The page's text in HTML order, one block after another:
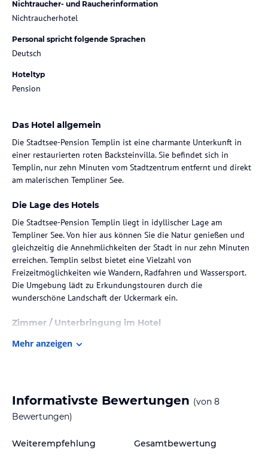
Nichtraucher- und Raucherinformation
Nichtraucherhotel
Personal spricht folgende Sprachen
Deutsch
Hoteltyp
Pension
Das Hotel allgemein
Die Stadtsee-Pension Templin ist eine charmante Unterkunft in
einer restaurierten roten Backsteinvilla. Sie befindet sich in
Templin, nur zehn Minuten vom Stadtzentrum entfernt und direkt
am malerischen Templiner See.
Die Lage des Hotels
Die Stadtsee-Pension Templin liegt in idyllischer Lage am
Templiner See. Von hier aus können Sie die Natur genießen und
gleichzeitig die Annehmlichkeiten der Stadt in nur zehn Minuten
erreichen. Templin selbst bietet eine Vielzahl von
Freizeitmöglichkeiten wie Wandern, Radfahren und Wassersport.
Die Umgebung lädt zu Erkundungstouren durch die
wunderschöne Landschaft der Uckermark ein.
Zimmer / Unterbringung im Hotel
Die Zimmer in der Stadtsee-Pension Templin sind gemütlich und
Gastronomie im Hotel
serviert, um gestärkt in den Tag zu starten. Das Hotel verfügt nicht
Mehr anzeigen
Informativste Bewertungen (von 8
Bewertungen)
Weiterempfehlung Gesamtbewertung